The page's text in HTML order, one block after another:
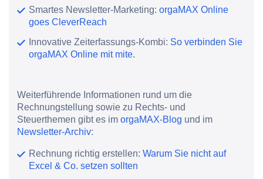
Smartes Newsletter-Marketing: orgaMAX Online
goes CleverReach
Innovative Zeiterfassungs-Kombi: So verbinden Sie
orgaMAX Online mit mite.
Weiterführende Informationen rund um die
Rechnungstellung sowie zu Rechts- und
Steuerthemen gibt es im orgaMAX-Blog und im
Newsletter-Archiv:
Rechnung richtig erstellen: Warum Sie nicht auf
Excel & Co. setzen sollten